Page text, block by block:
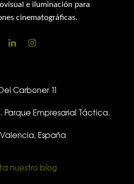
e iluminación para
cinematográficas.
Carboner 11
Empresarial Táctica.
Valencia, España
nuestro blog